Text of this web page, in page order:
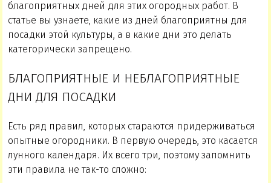
благоприятных дней для этих огородных работ. В
статье вы узнаете, какие из дней благоприятны для
посадки этой культуры, а в какие дни это делать
категорически запрещено.
БЛАГОПРИЯТНЫЕ И НЕБЛАГОПРИЯТНЫЕ
ДНИ ДЛЯ ПОСАДКИ
Есть ряд правил, которых стараются придерживаться
опытные огородники. В первую очередь, это касается
лунного календаря. Их всего три, поэтому запомнить
эти правила не так-то сложно: